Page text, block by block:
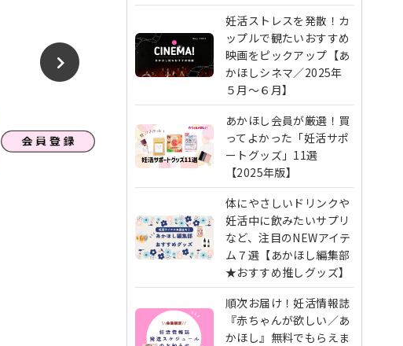
妊活ストレスを発散！カ
ップルで観たいおすすめ
映画をピックアップ【あ
かほしシネマ／2025年
５月～６月】
あかほし会員が厳選！買
ってよかった「妊活サポ
ートグッズ」11選
【2025年版】
体にやさしいドリンクや
妊活中に飲みたいサプリ
など、注目のNEWアイテ
ム７選【あかほし編集部
★おすすめ推しグッズ】
順次お届け！妊活情報誌
『赤ちゃんが欲しい／あ
かほし』無料でもらえま